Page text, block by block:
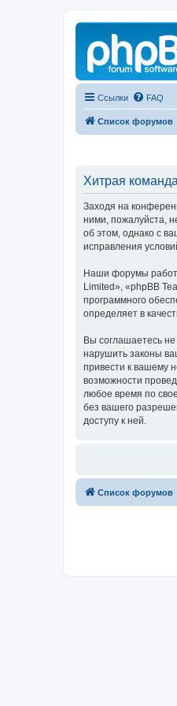
Ссылки FAQ
Список форумов
Хитрая
Заходя на
ними, пожалуйста,
об этом, однако с
исправления
Наши форумы
Limited», «phpBB
программного
определяет в
Вы соглашаетесь
нарушить законы
привести к вашему
возможности
любое время по
без вашего
доступу к ней.
Список форумов